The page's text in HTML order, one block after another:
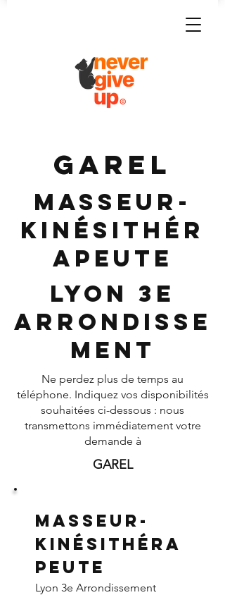
GAREL
Masseur-
Kinésithér
apeute
Lyon 3e
Arrondisse
ment
Ne perdez plus de temps au
téléphone. Indiquez vos disponibilités
souhaitées ci-dessous : nous
transmettons immédiatement votre
demande à
GAREL
Masseur-
Kinésithéra
peute
Lyon 3e Arrondissement